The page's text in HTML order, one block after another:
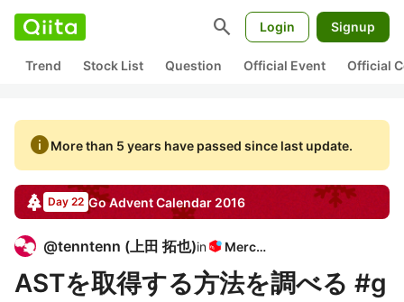
search Login Signup
Trend Stock List Question Official Event Official
infoMore than 5 years have passed since last update.
Day 22 GoAdvent Calendar 2016
@tenntenn (上田 拓也)in Mercari
ASTを取得する方法を調べる #g